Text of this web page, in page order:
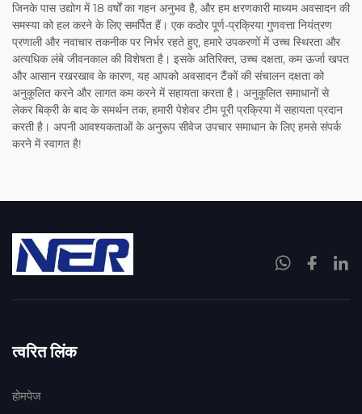
जिनके पास उद्योग में 18 वर्षों का गहन अनुभव है, और हम क्षरणकारी माध्यम अवसादन की
समस्या को हल करने के लिए समर्पित हैं। एक कठोर पूर्ण-प्रक्रिया गुणवत्ता नियंत्रण
प्रणाली और नवाचार तकनीक पर निर्भर रहते हुए, हमारे उपकरणों में उच्च स्थिरता और
अत्यधिक लंबे जीवनकाल की विशेषता है। इसके अतिरिक्त, उच्च दक्षता, कम ऊर्जा खपत
और आसान रखरखाव के कारण, यह आपको अवसादन टैंकों की संचालन दक्षता को
अनुकूलित करने और लागत कम करने में सहायता करता है। अनुकूलित समाधानों से
लेकर बिक्री के बाद के समर्थन तक, हमारी पेशेवर टीम पूरी प्रक्रिया में सहायता प्रदान
करती है। अपनी आवश्यकताओं के अनुरूप सीवेज उपचार समाधान के लिए हमसे संपर्क
करने में स्वागत है!
त्वरित लिंक
होमपेज